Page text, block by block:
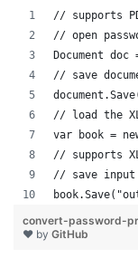
// supports
// open
Document
// save
// load the
var book =
// supports
// save input
convert-password-
❤ by GitHub